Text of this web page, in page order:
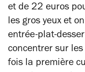
et de 22 euros
les gros yeux et
entrée-plat-
concentrer sur
fois la première